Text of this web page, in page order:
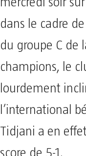
dans le cadre
du groupe C de
champions, le
lourdement
l’international
Tidjani a en
score de 5-1.